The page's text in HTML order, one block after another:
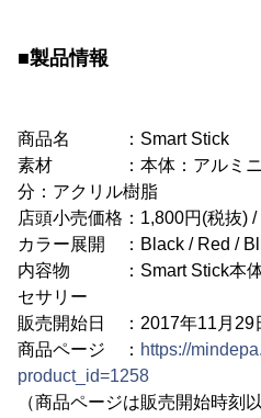
■製品情報
商品名 ：Smart Stick
素材 ：本体：アルミニ
分：アクリル樹脂
店頭小売価格：1,800円(税抜)
カラー展開 ：Black / Red /
内容物 ：Smart Stick本体
セサリー
販売開始日 ：2017年11月29
商品ページ ： https://
product_id=1258
（商品ページは販売開始時刻